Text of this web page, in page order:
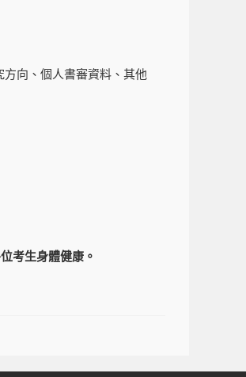
向、個人書審資料、其他
考生身體健康。